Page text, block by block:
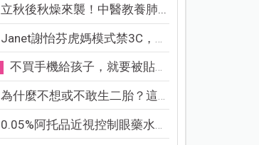
立秋後秋燥來襲！中醫教養肺...
Janet謝怡芬虎媽模式禁3C，看...
不買手機給孩子，就要被貼「...
為什麼不想或不敢生二胎？這8...
0.05%阿托品近視控制眼藥水納...